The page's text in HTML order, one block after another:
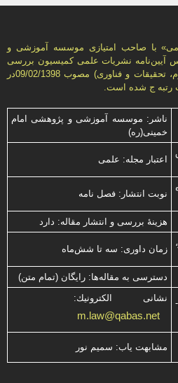
با صاحب امتیازی موسسه آموزشی و
آیین‌نامه نشریات علمی كمیسیون بررسى
نشریات علمى كشور (وزارت علوم، تحقیقات و فناورى) مصوب 09/02/1398در
ناشر: موسسه آموزشی و پژوهشی امام
خمینی(ره)
اعتبار مجله: علمی
نوبت انتشار: فصل نامه
هزینۀ بررسی و انتشار مقاله: دارد
زمان داوری: سه تا شش‌ماه
دسترسی به مقاله‌ها: رایگان (تمام متن)
نشانی الكترونیك:
m.law@qabas.net
مشابهت ياب: سميم نور